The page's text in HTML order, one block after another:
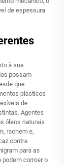
de espessura
à sua
possam
que
plásticos
de
Agentes
óleos naturais
rachem e,
contra
para as
podem corroer o